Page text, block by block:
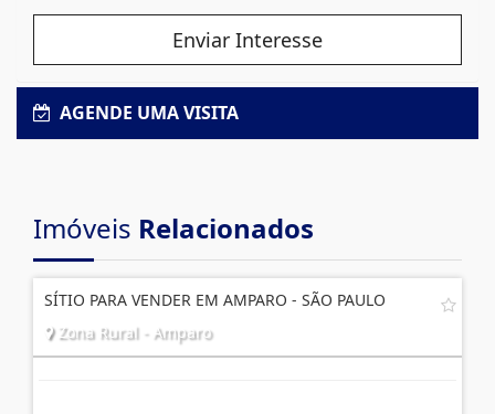
Enviar Interesse
AGENDE UMA VISITA
Imóveis Relacionados
SÍTIO PARA VENDER EM AMPARO - SÃO PAULO
Zona Rural - Amparo